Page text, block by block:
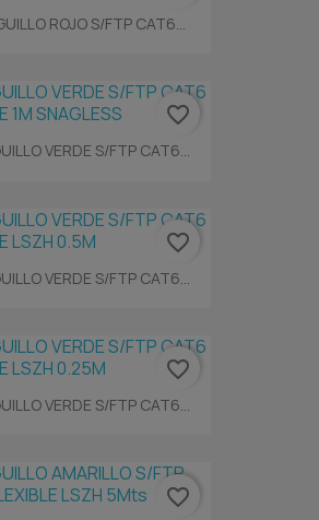
ROJO S/FTP CAT6...
VERDE S/FTP CAT6...
favorite_border
VERDE S/FTP CAT6...
favorite_border
VERDE S/FTP CAT6...
favorite_border
favorite_border